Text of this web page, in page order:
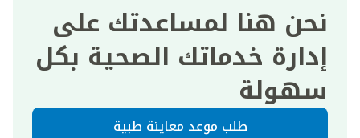
نحن هنا لمساعدتك على
إدارة خدماتك الصحية بكل
سهولة
طلب موعد معاينة طبية